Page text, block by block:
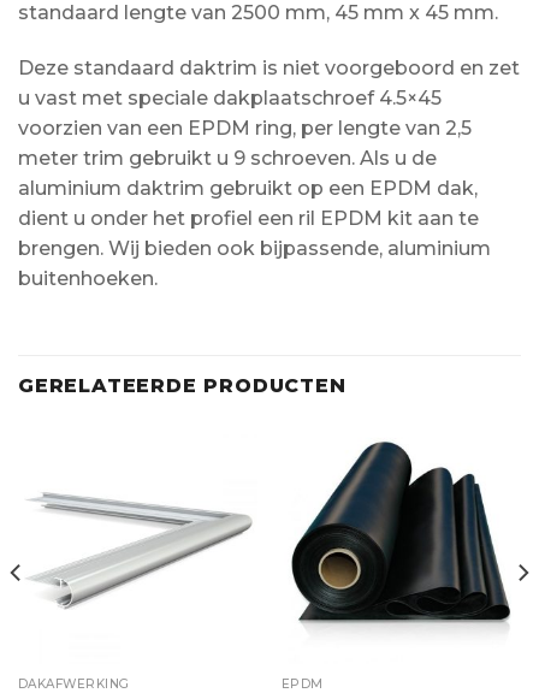
standaard lengte van 2500 mm, 45 mm x 45 mm.
Deze standaard daktrim is niet voorgeboord en zet
u vast met speciale dakplaatschroef 4.5×45
voorzien van een EPDM ring, per lengte van 2,5
meter trim gebruikt u 9 schroeven. Als u de
aluminium daktrim gebruikt op een EPDM dak,
dient u onder het profiel een ril EPDM kit aan te
brengen. Wij bieden ook bijpassende, aluminium
buitenhoeken.
GERELATEERDE PRODUCTEN
DAKAFWERKING EPDM